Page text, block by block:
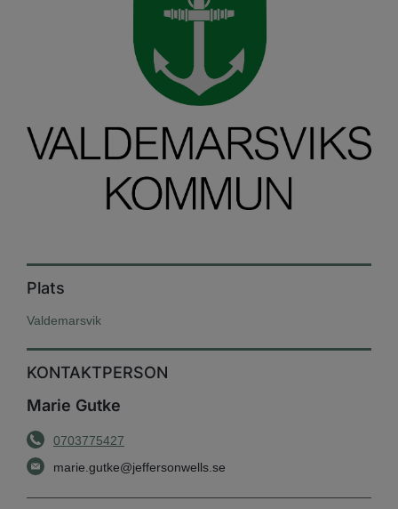
Plats
Valdemarsvik
KONTAKTPERSON
Marie Gutke
0703775427
marie.gutke@jeffersonwells.se